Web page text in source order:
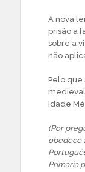
A nova
prisão a
sobre a
não
Pelo que
Idade
(Por
obedece
Primária